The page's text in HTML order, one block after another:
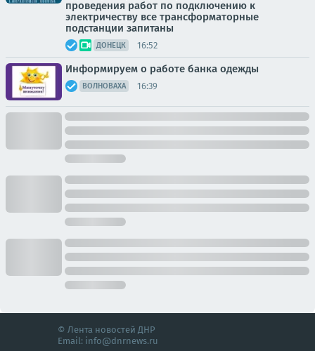
проведения работ по подключению к
электричеству все трансформаторные
подстанции запитаны
ДОНЕЦК 16:52
Информируем о работе банка одежды
ВОЛНОВАХА 16:39
© Лента новостей ДНР
Email: info@dnrnews.ru